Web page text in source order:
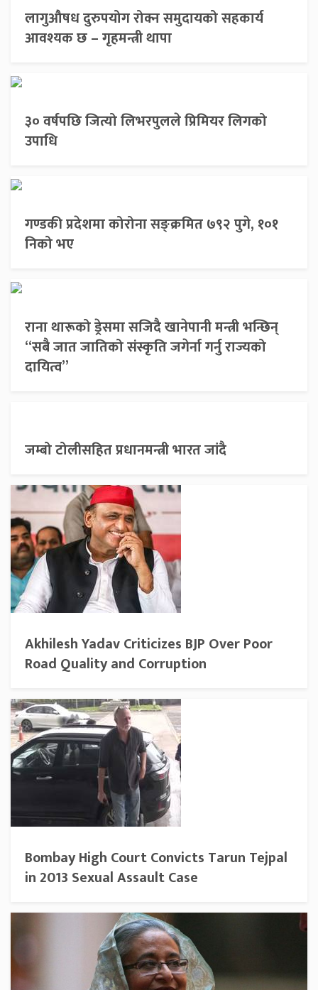
लागुऔषध दुरुपयोग रोक्न समुदायको सहकार्य
आवश्यक छ – गृहमन्त्री थापा
३० वर्षपछि जित्यो लिभरपुलले प्रिमियर लिगको
उपाधि
गण्डकी प्रदेशमा कोरोना सङ्क्रमित ७९२ पुगे, १०१
निको भए
राना थारूको ड्रेसमा सजिदै खानेपानी मन्त्री भन्छिन्
“सबै जात जातिको संस्कृति जगेर्ना गर्नु राज्यको
दायित्व”
जम्बो टोलीसहित प्रधानमन्त्री भारत जांदै
Akhilesh Yadav Criticizes BJP Over Poor
Road Quality and Corruption
Bombay High Court Convicts Tarun Tejpal
in 2013 Sexual Assault Case